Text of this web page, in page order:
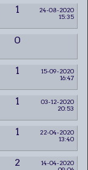
1
24-08-2020
15:35
0
1
15-09-2020
16:47
1
03-12-2020
20:53
1
22-04-2020
13:40
2
14-04-2020